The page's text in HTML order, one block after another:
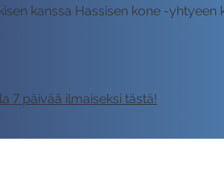
kanssa Hassisen kone -
7 päivää ilmaiseksi tästä!